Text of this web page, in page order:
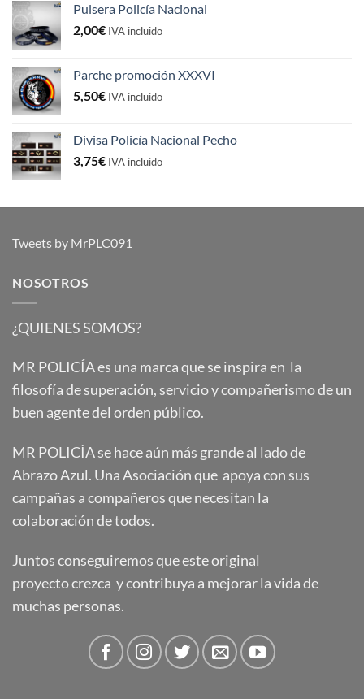
Pulsera Policía Nacional
2,00€ IVA incluido
Parche promoción XXXVI
5,50€ IVA incluido
Divisa Policía Nacional Pecho
3,75€ IVA incluido
Tweets by MrPLC091
NOSOTROS
¿QUIENES SOMOS?
MR POLICÍA es una marca que se inspira en la
filosofía de superación, servicio y compañerismo de un
buen agente del orden público.
MR POLICÍA se hace aún más grande al lado de
Abrazo Azul. Una Asociación que apoya con sus
campañas a compañeros que necesitan la
colaboración de todos.
Juntos conseguiremos que este original
proyecto crezca y contribuya a mejorar la vida de
muchas personas.